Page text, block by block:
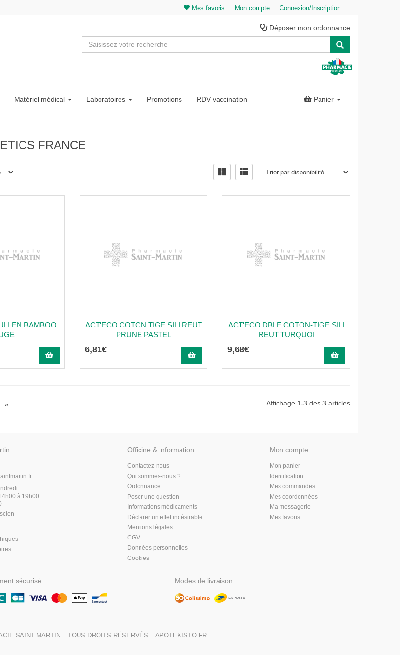
Mes favoris Mon compte Connexion/Inscription
Déposer mon ordonnance
Matériel médical Laboratoires Promotions RDV vaccination Panier
FRANCE
EN BAMBOO
ACT'ECO COTON TIGE SILI REUT
PRUNE PASTEL
6,81€
ACT'ECO DBLE COTON-TIGE SILI
REUT TURQUOI
9,68€
» Affichage 1-3 des 3 articles
à 19h00,
Officine & Information
Contactez-nous
Qui sommes-nous ?
Ordonnance
Poser une question
Informations médicaments
Déclarer un effet indésirable
Mentions légales
CGV
Données personnelles
Cookies
Mon compte
Mon panier
Identification
Mes commandes
Mes coordonnées
Ma messagerie
Mes favoris
sécurisé Modes de livraison
SAINT-MARTIN – TOUS DROITS RÉSERVÉS – APOTEKISTO.FR,